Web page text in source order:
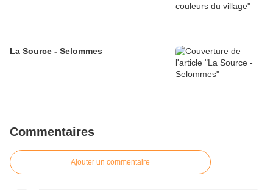
La Source - Selommes
Commentaires
Ajouter un commentaire